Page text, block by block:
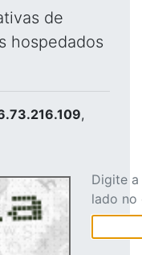
de
hospedados
,
Digite
lado no